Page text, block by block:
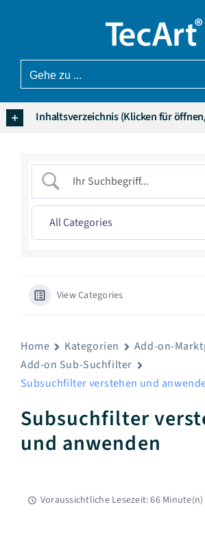
Gehe zu ...
Inhaltsverzeichnis (Klicken für
View Categories
Home Kategorien
Add-on-
Add-on Sub-Suchfilter
Subsuchfilter verstehen und
Subsuchfilter
und anwenden
Voraussichtliche Lesezeit: 66 Minute(n)